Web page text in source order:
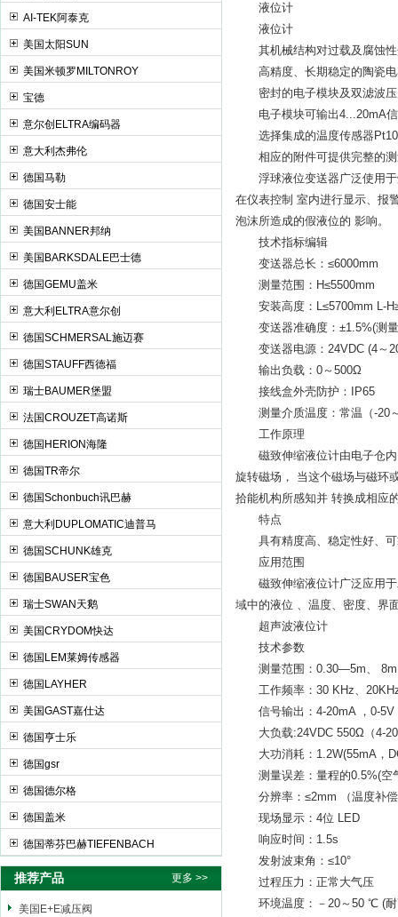
AI-TEK阿泰克
美国太阳SUN
美国米顿罗MILTONROY
宝德
意尔创ELTRA编码器
意大利杰弗伦
德国马勒
德国安士能
美国BANNER邦纳
美国BARKSDALE巴士德
德国GEMU盖米
意大利ELTRA意尔创
德国SCHMERSAL施迈赛
德国STAUFF西德福
瑞士BAUMER堡盟
法国CROUZET高诺斯
德国HERION海隆
德国TR帝尔
德国Schonbuch讯巴赫
意大利DUPLOMATIC迪普马
德国SCHUNK雄克
德国BAUSER宝色
瑞士SWAN天鹅
美国CRYDOM快达
德国LEM莱姆传感器
德国LAYHER
美国GAST嘉仕达
德国亨士乐
德国gsr
德国德尔格
德国盖米
德国蒂芬巴赫TIEFENBACH
推荐产品 更多 >>
美国E+E减压阀
液位计
液位计
其机械结构对过载及腐蚀性
高精度、长期稳定的陶瓷电
密封的电子模块及双滤波压
电子模块可输出4...20mA信
选择集成的温度传感器
相应的附件可提供完整的测
浮球液位变送器广泛使用于
在仪表控制 室内进行显示、报
泡沫所造成的假液位的 影响。
技术指标编辑
变送器总长：≤6000mm
测量范围：H≤5500mm
安装高度：L≤5700mm L-
变送器准确度：±1.5%(测量
变送器电源：24VDC (4～
输出负载：0～500Ω
接线盒外壳防护：IP65
测量介质温度：常温（-20
工作原理
磁致伸缩液位计由电子仓内
旋转磁场， 当这个磁场与磁环
拾能机构所感知并 转换成相应
特点
具有精度高、稳定性好、可
应用范围
磁致伸缩液位计广泛应用于
域中的液位 、温度、密度、界
超声波液位计
技术参数
测量范围：0.30—5m、 8m
工作频率：30 KHz、
信号输出：4-20mA ，0-5V
大负载:24VDC 550Ω（4-
大功消耗：1.2W(55mA，
测量误差：量程的0.5%(空
分辨率：≤2mm （温度补偿
现场显示：4位 LED
响应时间：1.5s
发射波束角：≤10°
过程压力：正常大气压
环境温度：－20～50 ℃ (耐